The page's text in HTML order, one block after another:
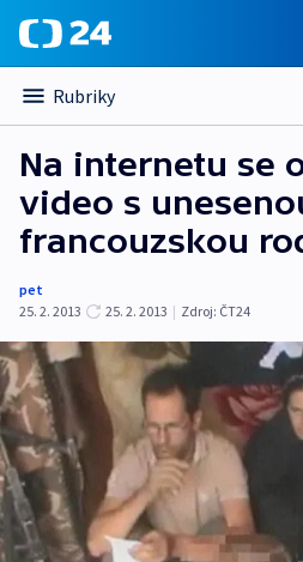
Rubriky
Na internetu se
video s
francouzskou
pet
25. 2. 2013
25. 2. 2013 | Zdroj: ČT24